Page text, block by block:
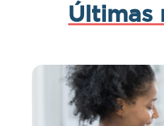
Últimas